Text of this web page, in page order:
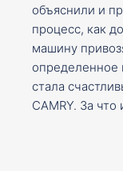
объяснили и
процесс, как
машину
определенное
стала
CAMRY. За